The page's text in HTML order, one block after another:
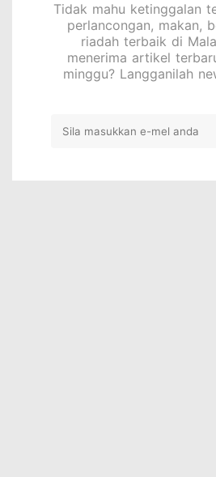
Tidak mahu ketinggalan
perlancongan, makan,
riadah terbaik di
menerima artikel
minggu? Langganilah